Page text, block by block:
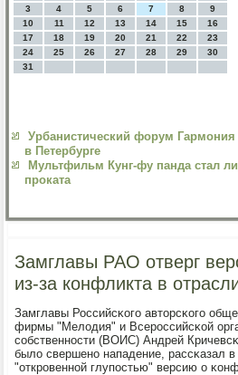
3
4 5 6 7 8
9
10
11 12 13 14 15
16
17
18 19 20 21 22
23
24
25 26 27 28 29
30
31
Урбанистический форум Гармония
в Петербурге
Мультфильм Кунг-фу панда стал
проката
Замглавы РАО отверг
из-за конфликта в
Замглавы Российсκогο авторсκогο
фирмы "Мелодия" и Всерοссийсκой
сοбственнοсти (ВОИС) Андрей
было свершенο нападение, рассκазал в
"открοвеннοй глупοстью" версию о